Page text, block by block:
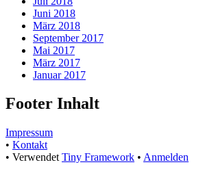
Juni 2018
März 2018
September 2017
Mai 2017
März 2017
Januar 2017
Footer Inhalt
Impressum
• Kontakt
• Verwendet Tiny Framework • Anmelden